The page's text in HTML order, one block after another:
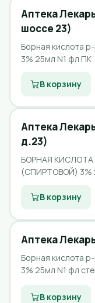
Аптека
шоссе 23)
Борная кислота
3% 25мл N1 фл ПК
В корзину
Аптека
д.23)
БОРНАЯ
(СПИРТОВОЙ) 3%
В корзину
Аптека
Борная кислота
3% 25мл N1 фл
В корзину